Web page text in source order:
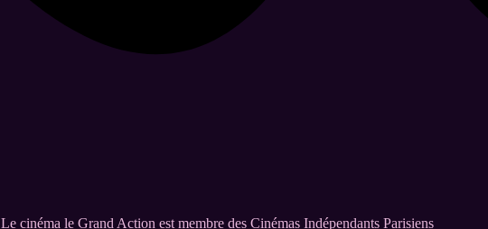
Le cinéma le Grand Action est membre des Cinémas Indépendants Parisiens